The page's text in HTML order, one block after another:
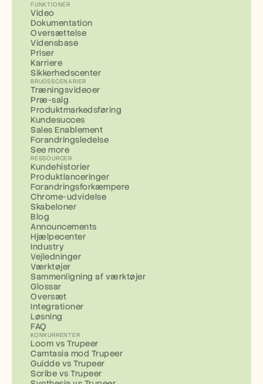
FUNKTIONER
Video
Dokumentation
Oversættelse
Vidensbase
Priser
Karriere
Sikkerhedscenter
BRUGSSCENARIER
Træningsvideoer
Præ-salg
Produktmarkedsføring
Kundesucces
Sales Enablement
Forandringsledelse
See more
RESSOURCER
Kundehistorier
Produktlanceringer
Forandringsforkæmpere
Chrome-udvidelse
Skabeloner
Blog
Announcements
Hjælpecenter
Industry
Vejledninger
Værktøjer
Sammenligning af værktøjer
Glossar
Oversæt
Integrationer
Løsning
FAQ
KONKURRENTER
Loom vs Trupeer
Camtasia mod Trupeer
Guidde vs Trupeer
Scribe vs Trupeer